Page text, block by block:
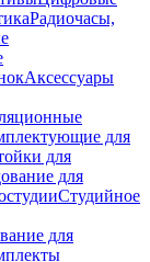
Радиочасы,
Аксессуары
для
для
для
Студийное
для